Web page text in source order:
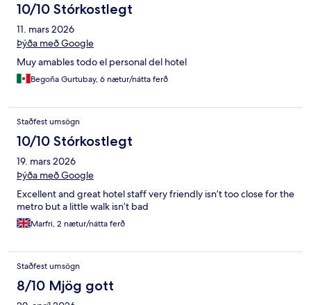
10/10 Stórkostlegt
11. mars 2026
Þýða með Google
Muy amables todo el personal del hotel
Begoña Gurtubay, 6 nætur/nátta ferð
Staðfest umsögn
10/10 Stórkostlegt
19. mars 2026
Þýða með Google
Excellent and great hotel staff very friendly isn’t too close for the
metro but a little walk isn’t bad
Marfri, 2 nætur/nátta ferð
Staðfest umsögn
8/10 Mjög gott